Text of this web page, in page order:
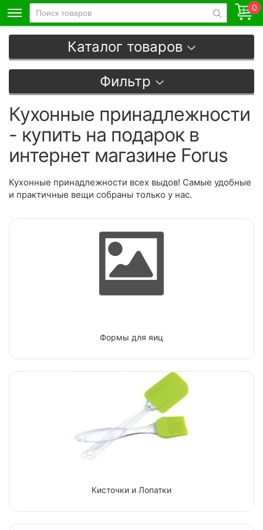
0
Каталог товаров
Фильтр
Кухонные принадлежности
- купить на подарок в
интернет магазине Forus
Кухонные принадлежности всех выдов! Самые удобные
и практичные вещи собраны только у нас.
Формы для яиц
Кисточки и Лопатки